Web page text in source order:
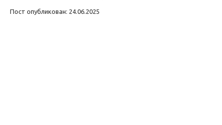
Пост опубликован: 24.06.2025